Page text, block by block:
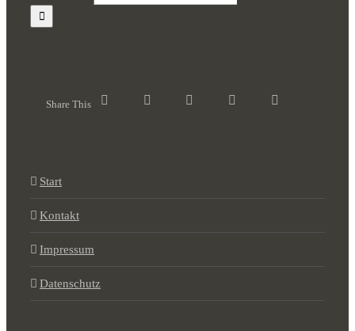
Share This
Start
Kontakt
Impressum
Datenschutz